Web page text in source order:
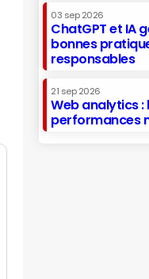
03 sep 2026
ChatGPT et IA
bonnes
responsables
21 sep 2026
Web analytics :
performances